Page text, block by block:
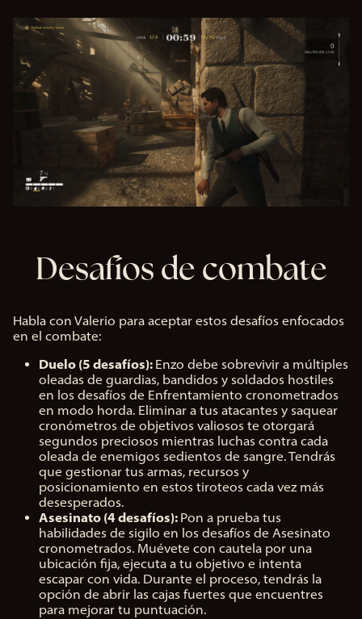
Desafíos de combate
Habla con Valerio para aceptar estos desafíos enfocados
en el combate:
Duelo (5 desafíos): Enzo debe sobrevivir a múltiples
oleadas de guardias, bandidos y soldados hostiles
en los desafíos de Enfrentamiento cronometrados
en modo horda. Eliminar a tus atacantes y saquear
cronómetros de objetivos valiosos te otorgará
segundos preciosos mientras luchas contra cada
oleada de enemigos sedientos de sangre. Tendrás
que gestionar tus armas, recursos y
posicionamiento en estos tiroteos cada vez más
desesperados.
Asesinato (4 desafíos): Pon a prueba tus
habilidades de sigilo en los desafíos de Asesinato
cronometrados. Muévete con cautela por una
ubicación fija, ejecuta a tu objetivo e intenta
escapar con vida. Durante el proceso, tendrás la
opción de abrir las cajas fuertes que encuentres
para mejorar tu puntuación.